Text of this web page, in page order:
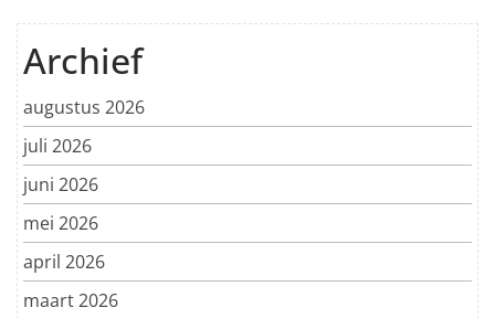
Archief
augustus 2026
juli 2026
juni 2026
mei 2026
april 2026
maart 2026